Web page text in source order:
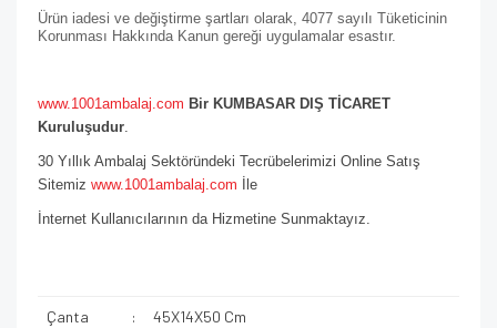
Ürün iadesi ve değiştirme şartları olarak, 4077 sayılı Tüketicinin
Korunması Hakkında Kanun gereği uygulamalar esastır.
www.1001ambalaj.com Bir KUMBASAR DIŞ TİCARET
Kuruluşudur.
30 Yıllık Ambalaj Sektöründeki Tecrübelerimizi Online Satış
Sitemiz www.1001ambalaj.com İle
İnternet Kullanıcılarının da Hizmetine Sunmaktayız.
Çanta
: 45X14X50 Cm